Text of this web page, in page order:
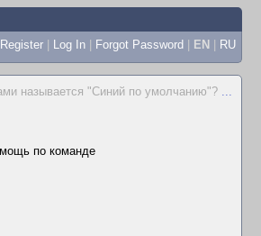
Register | Log In | Forgot Password | EN | RU
называется "Синий по умолчанию"? ...
по команде